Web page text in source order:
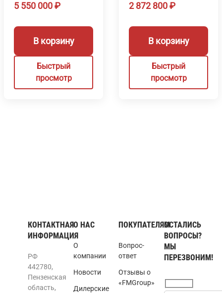
5 550 000₽
В корзину
Быстрый
просмотр
2 872 800₽
В корзину
Быстрый
просмотр
КОНТАКТНАЯ
ИНФОРМАЦИЯ
РФ
442780,
Пензенская
область,
О НАС
О
компании
Новости
Дилерские
ПОКУПАТЕЛЯМ
Вопрос-
ответ
Отзывы о
«FMGroup»
ОСТАЛИСЬ
ВОПРОСЫ?
МЫ
ПЕРЕЗВОНИМ!